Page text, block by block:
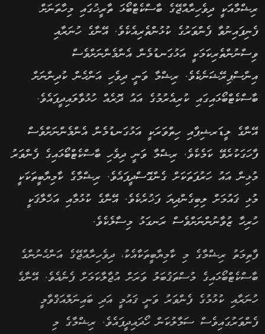
ރިޝްމާއަކީ ދިވެހިރާއްޖޭގެ ބާސްކެޓްބޯޅަ ތާރީޚުގައި މިހާތަނަށް
ފެނިފައިނުވާ ފެންވަރުގެ ކުޅުންތެރިއެކެވެ. އޭނާގެ ހުނަރާއި
ވިސްނުންތެރިކަމަކީ އަޅުގަނޑުމެން އެންމެންނަށްވެސް
އިންސްޕިރޭޝަނެކެވެ. ރިޝްމާ ވަނީ ދިވެހި އަންހެން ކުދިންނަށް
ބާސްކެޓްބޯޅައިގައި ކުރިއެރުމުގެ އައު ދޮރެއް ހުޅުވާލައިދީފައެވެ.
އޭނާގެ ލީޑަރޝިޕާއި ހިތްވަރަކީ އަޅުގަނޑުމެން އެންމެންނަށްވެސް
ފާހަގަކުރެވޭ ކަމެކެވެ. ރިޝްމާ ވަނީ ދިވެހި ބާސްކެޓްބޯޅައިގެ ފެންވަރު
މުޅިން އައު ހަރުފަތަކަށް ގެންގޮސްދީފައެވެ. ރިޝްމާގެ ކާމިޔާބީތަކަކީ
މުޅި ޤައުމަށް ލިބިގެންދިޔަ ފަޚުރެކެވެ. އޭނާގެ ކުޅުމާއި އަޚްލާޤަކީ
ހުރިހާ ޒުވާނުންނަށްވެސް ރަނގަޅު މިސާލެކެވެ.
ފާތިމަތު ރިޝްމާގެ މި ކާމިޔާބީތަކާއެކު، ދިވެހިރާއްޖޭގެ އަންހެނުންގެ
ބާސްކެޓްބޯޅައިގެ މުސްތަޤުބަލު ވަރަށް އުޖާލާކަމަށް ފެނެއެވެ. އޭނާގެ
ހުނަރާއި ކުޅުމުގެ ފެންވަރު ވަނީ ޤައުމީ އަދި ބައިނަލްއަޤްވާމީ
ފެންވަރުގައިވެސް ސަމާލުކަން ހޯދައިދީފައެވެ. ރިޝްމާގެ މި